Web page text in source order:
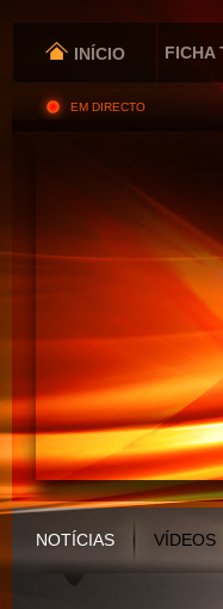
INÍCIO FICHA
EM DIRECTO
NOTÍCIAS VÍDEOS